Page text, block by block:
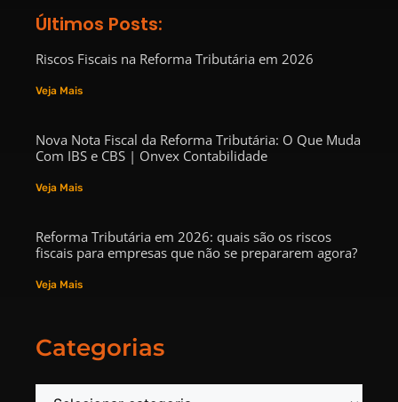
Últimos Posts:
Riscos Fiscais na Reforma Tributária em 2026
Veja Mais
Nova Nota Fiscal da Reforma Tributária: O Que Muda
Com IBS e CBS | Onvex Contabilidade
Veja Mais
Reforma Tributária em 2026: quais são os riscos
fiscais para empresas que não se prepararem agora?
Veja Mais
Categorias